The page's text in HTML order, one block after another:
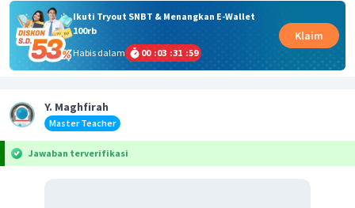
Ikuti Tryout SNBT & Menangkan E-Wallet
100rb
Habis dalam
00 :03 :31 :58
Klaim
Y. Maghfirah
Master Teacher
Jawaban terverifikasi